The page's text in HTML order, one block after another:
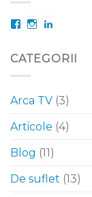
FacebookInstagram
CATEGORII
Arca TV (3)
Articole (4)
Blog (11)
De suflet (13)